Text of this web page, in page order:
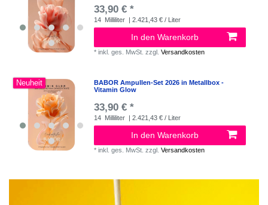
33,90 € *
14 Milliliter | 2.421,43 € / Liter
In den Warenkorb
*inkl. ges. MwSt. zzgl.Versandkosten
Neuheit
BABOR Ampullen-Set 2026 in Metallbox -
Vitamin Glow
33,90 € *
14 Milliliter | 2.421,43 € / Liter
In den Warenkorb
*inkl. ges. MwSt. zzgl.Versandkosten